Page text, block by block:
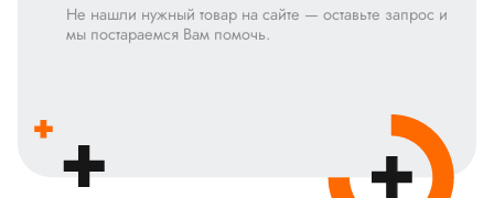
Не нашли нужный товар на сайте — оставьте запрос и
мы постараемся Вам помочь.